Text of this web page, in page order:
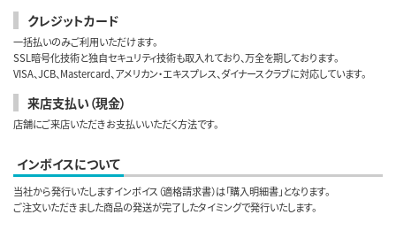
クレジットカード
一括払いのみご利用いただけます。
SSL暗号化技術と独自セキュリティ技術も取入れており、万全を期しております。
VISA、JCB、Mastercard、アメリカン・エキスプレス、ダイナースクラブに対応しています。
来店支払い（現金）
店舗にご来店いただきお支払いいただく方法です。
インボイスについて
当社から発行いたしますインボイス（適格請求書）は「購入明細書」となります。
ご注文いただきました商品の発送が完了したタイミングで発行いたします。